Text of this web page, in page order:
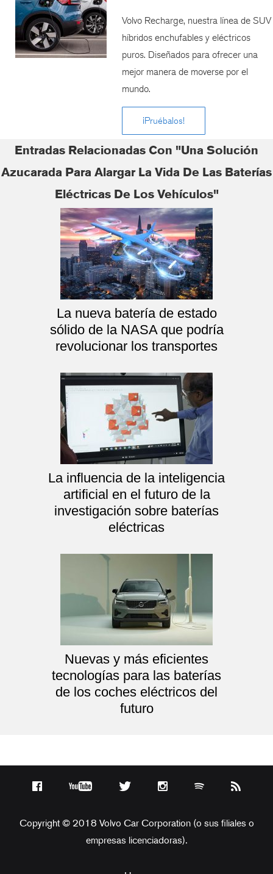
Volvo Recharge, nuestra línea de SUV
híbridos enchufables y eléctricos
puros. Diseñados para ofrecer una
mejor manera de moverse por el
mundo.
¡Pruébalos!
Entradas Relacionadas Con "Una Solución
Azucarada Para Alargar La Vida De Las Baterías
Eléctricas De Los Vehículos"
La nueva batería de estado
sólido de la NASA que podría
revolucionar los transportes
La influencia de la inteligencia
artificial en el futuro de la
investigación sobre baterías
eléctricas
Nuevas y más eficientes
tecnologías para las baterías
de los coches eléctricos del
futuro
Copyright © 2018 Volvo Car Corporation (o sus filiales o
empresas licenciadoras).